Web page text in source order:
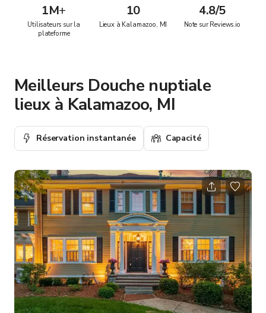
1M+
Utilisateurs sur la
plateforme
10
Lieux à Kalamazoo, MI
4.8/5
Note sur Reviews.io
Meilleurs Douche nuptiale
lieux à Kalamazoo, MI
Réservation instantanée Capacité